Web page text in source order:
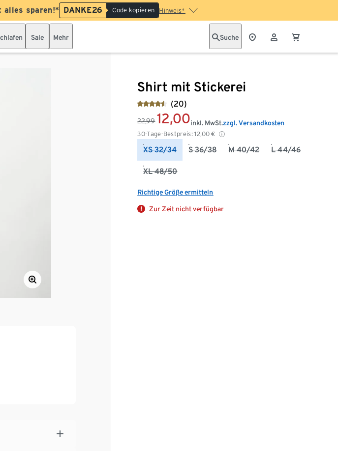
alles sparen!* DANKE26 Code kopieren Hinweis*
Sale Mehr Suche
Shirt mit Stickerei
(20)
22,99 12,00
30-Tage-Bestpreis: 12,00 €
inkl. MwSt.zzgl. Versandkosten
XS 32/34 S 36/38 M 40/42 L 44/46
XL 48/50
Richtige Größe ermitteln
Zur Zeit nicht verfügbar